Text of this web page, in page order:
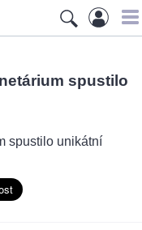
spustilo